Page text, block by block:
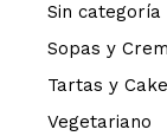
Sin categoría
Sopas y
Tartas y
Vegetariano